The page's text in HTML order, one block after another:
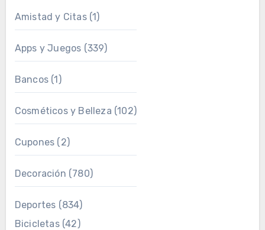
Amistad y Citas(1)
Apps y Juegos (339)
Bancos(1)
Cosméticos y Belleza (102)
Cupones (2)
Decoración (780)
Deportes (834)
Bicicletas(42)